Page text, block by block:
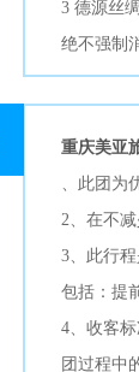
3 德源丝
绝不强制
重庆美亚
、此团为
2、在不
3、此行
包括：提
4、收客
团过程中